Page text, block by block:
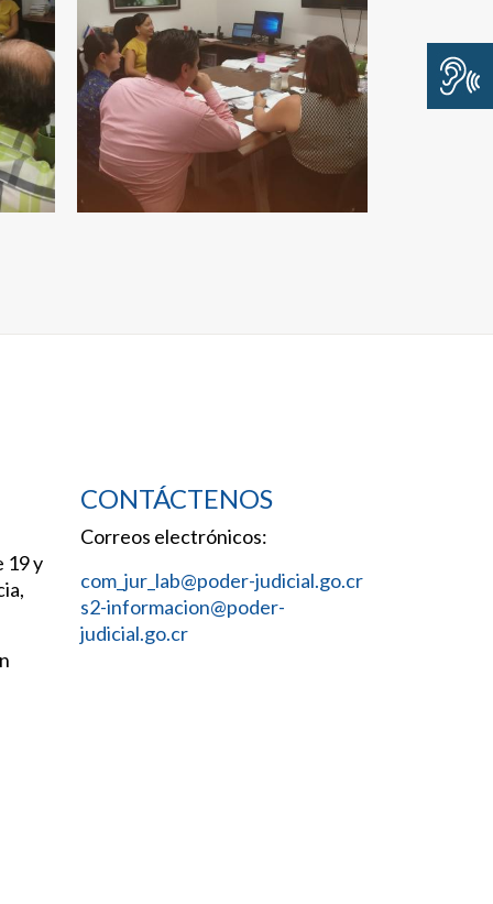
19 y
CONTÁCTENOS
Correos electrónicos:
com_jur_lab@poder-judicial.go.cr
s2-informacion@poder-
judicial.go.cr